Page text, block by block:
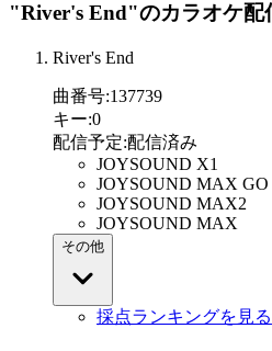
"River's End"のカラオケ配
River's End
曲番号:137739
キー:0
配信予定:配信済み
JOYSOUND X1
JOYSOUND MAX GO
JOYSOUND MAX2
JOYSOUND MAX
その他
採点ランキングを見る